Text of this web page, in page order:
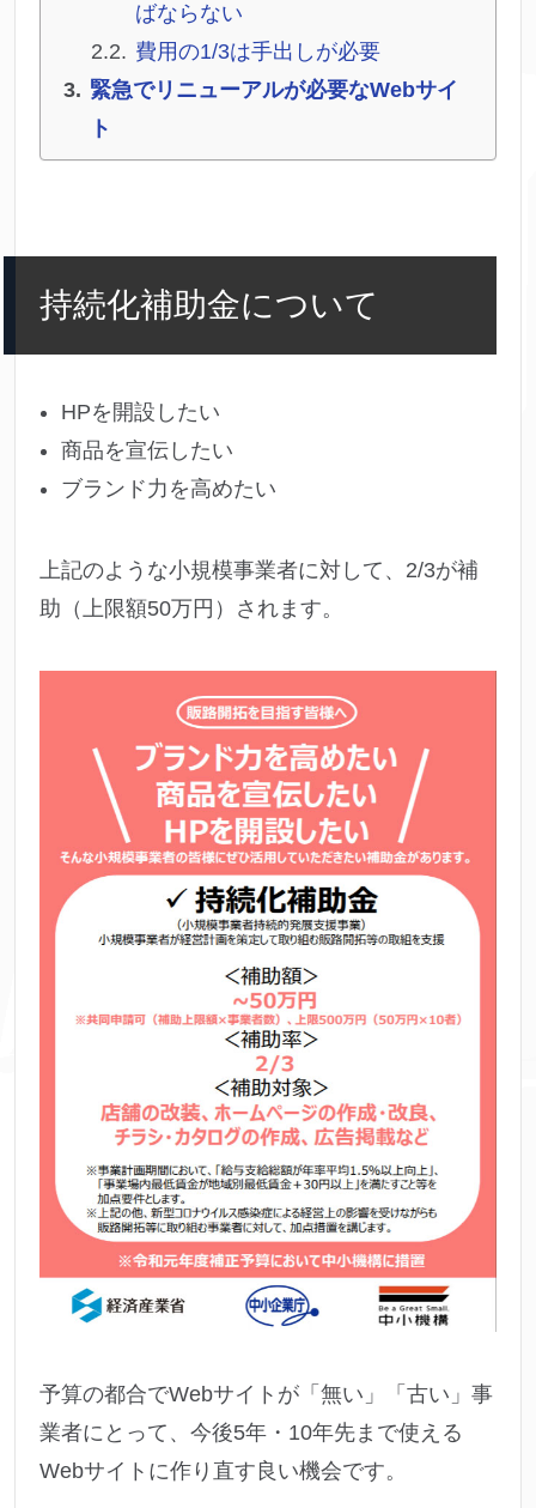
ばならない
費用の1/3は手出しが必要
緊急でリニューアルが必要なWebサイ
ト
持続化補助金について
HPを開設したい
商品を宣伝したい
ブランド力を高めたい
上記のような小規模事業者に対して、2/3が補
助（上限額50万円）されます。
予算の都合でWebサイトが「無い」「古い」事
業者にとって、今後5年・10年先まで使える
Webサイトに作り直す良い機会です。